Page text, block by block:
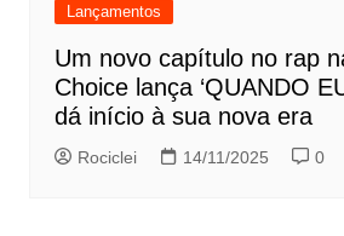
Lançamentos
Um novo capítulo no rap
Choice lança ‘QUANDO
dá início à sua nova era
Rociclei 14/11/2025 0